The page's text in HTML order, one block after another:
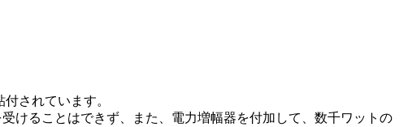
されています。
けることはできず、また、電力増幅器を付加して、数千ワットの